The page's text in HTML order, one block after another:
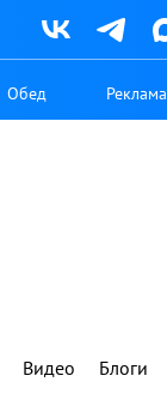
Обед Реклама
Видео Блоги